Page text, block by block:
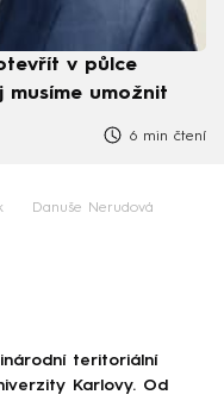
v půlce
musíme umožnit
6 min čtení
Danuše Nerudová
teritoriální
Karlovy. Od